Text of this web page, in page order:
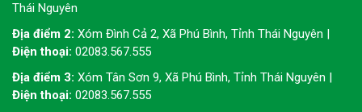
Thái Nguyên
Địa điểm 2: Xóm Đình Cả 2, Xã Phú Bình, Tỉnh Thái Nguyên |
Điện thoại: 02083.567.555
Địa điểm 3: Xóm Tân Sơn 9, Xã Phú Bình, Tỉnh Thái Nguyên |
Điện thoại: 02083.567.555